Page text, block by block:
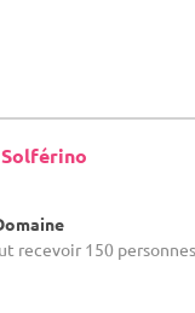
recevoir 150